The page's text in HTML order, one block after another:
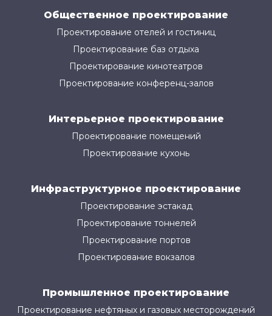
Общественное проектирование
Проектирование отелей и гостиниц
Проектирование баз отдыха
Проектирование кинотеатров
Проектирование конференц-залов
Интерьерное проектирование
Проектирование помещений
Проектирование кухонь
Инфраструктурное проектирование
Проектирование эстакад
Проектирование тоннелей
Проектирование портов
Проектирование вокзалов
Промышленное проектирование
Проектирование нефтяных и газовых месторождений